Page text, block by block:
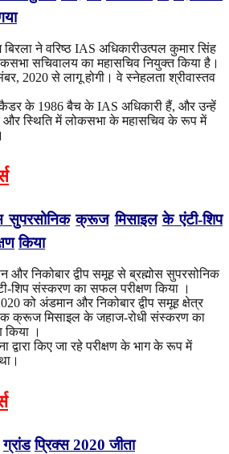
ने वरिष्ठ IAS अधिकारीउत्पल कुमार सिंह
सचिवालय का महासचिव नियुक्त किया है।
2020 से लागू होगी। वे स्नेहलता श्रीवास्तव
कैडर के 1986 बैच के IAS अधिकारी हैं, और उन्हें
स्थिति में लोकसभा के महासचिव के रूप में
सुपरसोनिक क्रूज मिसाइल के एंटी-शिप
किया
और निकोबार द्वीप समूह से ब्रह्मोस सुपरसोनिक
शिप संस्करण का सफल परीक्षण किया ।
को अंडमान और निकोबार द्वीप समूह क्षेत्र
क्रूज मिसाइल के जहाज-रोधी संस्करण का
किया ।
द्वारा किए जा रहे परीक्षण के भाग के रूप में
ग्रांड प्रिक्स2020जीता